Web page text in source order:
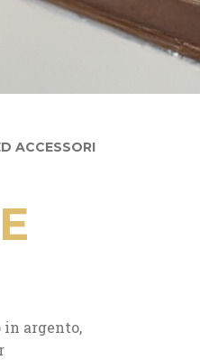
ACCESSORI
argento,